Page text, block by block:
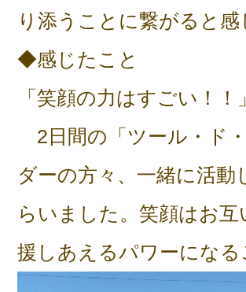
り添うことに繋がると感
◆感じたこと
「笑顔の力はすごい！！」
2日間の「ツール・ド
ダーの方々、一緒に活
らいました。笑顔はお
援しあえるパワーにな